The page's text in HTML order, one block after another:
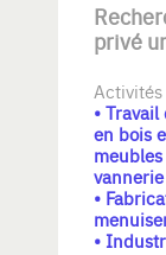
privé
•
en bois
•
•